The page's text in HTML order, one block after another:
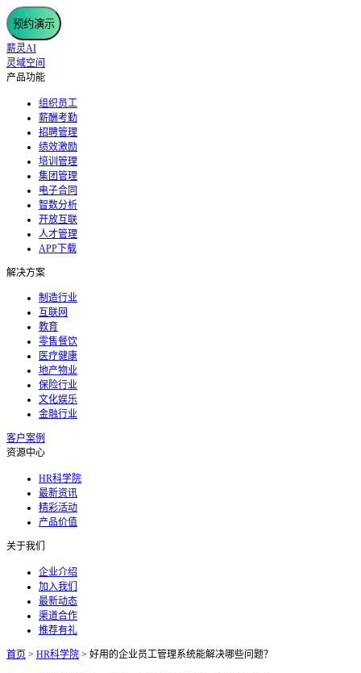
预约演示
薪灵AI
灵域空间
产品功能
组织员工
薪酬考勤
招聘管理
绩效激励
培训管理
集团管理
电子合同
智数分析
开放互联
人才管理
APP下载
解决方案
制造行业
互联网
教育
零售餐饮
医疗健康
地产物业
保险行业
文化娱乐
金融行业
客户案例
资源中心
HR科学院
最新资讯
精彩活动
产品价值
关于我们
企业介绍
加入我们
最新动态
渠道合作
推荐有礼
首页 > HR科学院 > 好用的企业员工管理系统能解决哪些问题？